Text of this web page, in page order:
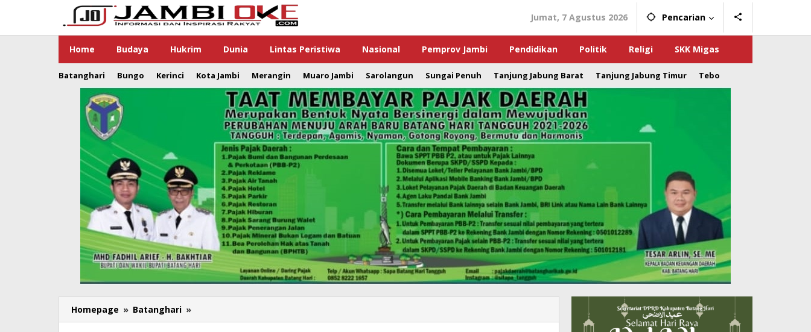
Jumat, 7 Agustus 2026 Pencarian
Home Budaya Hukrim Dunia Lintas Peristiwa Nasional Pemprov Jambi Pendidikan Politik Religi SKK Migas
Batanghari Bungo Kerinci Kota Jambi Merangin Muaro Jambi Sarolangun Sungai Penuh Tanjung Jabung Barat Tanjung Jabung Timur Tebo
Homepage » Batanghari »
DPRD